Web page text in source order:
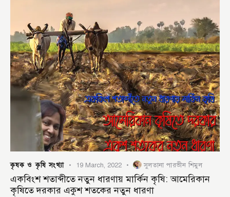
কৃষক ও কৃষি সংখ্যা 19 March, 2022 সুলতানা পারভীন শিমুল
একবিংশ শতাব্দীতে নতুন ধারণায় মার্কিন কৃষি: আমেরিকান
কৃষিতে দরকার একুশ শতকের নতুন ধারণা